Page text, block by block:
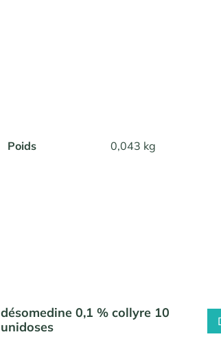
Poids 0,043 kg
désomedine 0,1 % collyre 10
unidoses